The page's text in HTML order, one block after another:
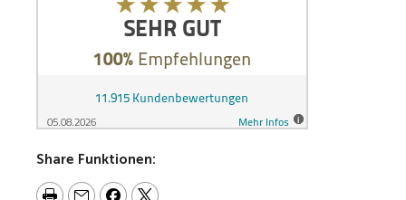
Share Funktionen: